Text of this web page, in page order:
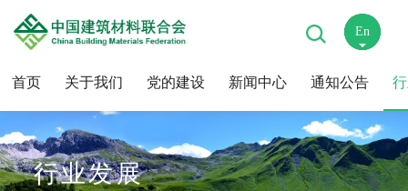
首页 关于我们 党的建设 新闻中心 通知公告
En
中
行业发展